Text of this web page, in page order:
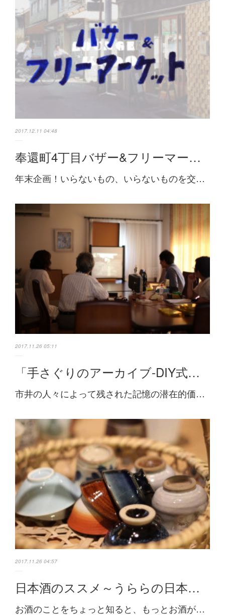
2017.12.11 04:48
奉還町4丁目バザー&フリーマー…
年末企画！いらないもの、いらないものを交…
2017.11.26 05:11
「手さぐりのアーカイブ-DIY式…
市井の人々によって残された記憶の潜在的価…
2017.11.26 04:57
日本酒のススメ～うららの日本…
お酒のことをちょっと知ると、もっとお酒が…